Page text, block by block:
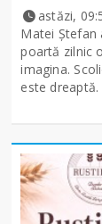
astăzi,
Matei Ștefan
poartă zilnic
imagina.
este